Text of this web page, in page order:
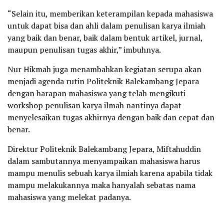
“Selain itu, memberikan keterampilan kepada mahasiswa
untuk dapat bisa dan ahli dalam penulisan karya ilmiah
yang baik dan benar, baik dalam bentuk artikel, jurnal,
maupun penulisan tugas akhir,” imbuhnya.
Nur Hikmah juga menambahkan kegiatan serupa akan
menjadi agenda rutin Politeknik Balekambang Jepara
dengan harapan mahasiswa yang telah mengikuti
workshop penulisan karya ilmah nantinya dapat
menyelesaikan tugas akhirnya dengan baik dan cepat dan
benar.
Direktur Politeknik Balekambang Jepara, Miftahuddin
dalam sambutannya menyampaikan mahasiswa harus
mampu menulis sebuah karya ilmiah karena apabila tidak
mampu melakukannya maka hanyalah sebatas nama
mahasiswa yang melekat padanya.